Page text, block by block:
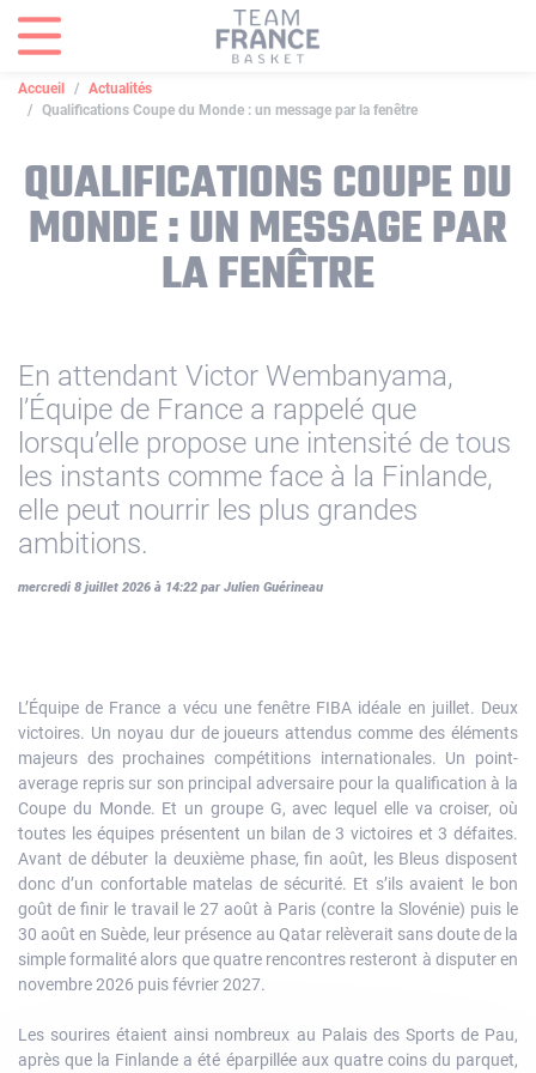
Accueil
Actualités
Qualifications Coupe du Monde : un message par la fenêtre
QUALIFICATIONS COUPE DU
MONDE : UN MESSAGE PAR
LA FENÊTRE
En attendant Victor Wembanyama,
l’Équipe de France a rappelé que
lorsqu’elle propose une intensité de tous
les instants comme face à la Finlande,
elle peut nourrir les plus grandes
ambitions.
mercredi 8 juillet 2026 à 14:22 par Julien Guérineau
L’Équipe de France a vécu une fenêtre FIBA idéale en juillet. Deux
victoires. Un noyau dur de joueurs attendus comme des éléments
majeurs des prochaines compétitions internationales. Un point-
average repris sur son principal adversaire pour la qualification à la
Coupe du Monde. Et un groupe G, avec lequel elle va croiser, où
toutes les équipes présentent un bilan de 3 victoires et 3 défaites.
Avant de débuter la deuxième phase, fin août, les Bleus disposent
donc d’un confortable matelas de sécurité. Et s’ils avaient le bon
goût de finir le travail le 27 août à Paris (contre la Slovénie) puis le
30 août en Suède, leur présence au Qatar relèverait sans doute de la
simple formalité alors que quatre rencontres resteront à disputer en
novembre 2026 puis février 2027.
Les sourires étaient ainsi nombreux au Palais des Sports de Pau,
après que la Finlande a été éparpillée aux quatre coins du parquet,
Panneau de gestion des cookies